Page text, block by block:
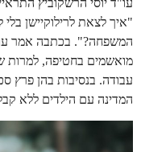
"איך לצאת לרילוקיישן
המשפחה?". בכתבה אמר
מואשמים בחטיפה, למרות
עבודה. בנסיבות בהן פרץ
המדינה עם הילדים ללא